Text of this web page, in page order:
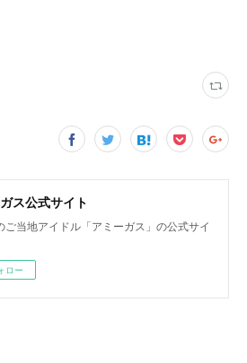
ス公式サイト
ご当地アイドル「アミーガス」の公式サイ
ロー